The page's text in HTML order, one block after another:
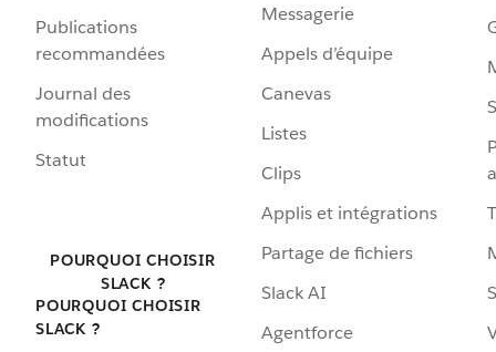
Publications
recommandées
Journal des
modifications
Statut
POURQUOI CHOISIR
SLACK ?
POURQUOI CHOISIR
SLACK ?
Messagerie
Appels d’équipe
Canevas
Listes
Clips
Applis et intégrations
Partage de fichiers
Slack AI
Agentforce